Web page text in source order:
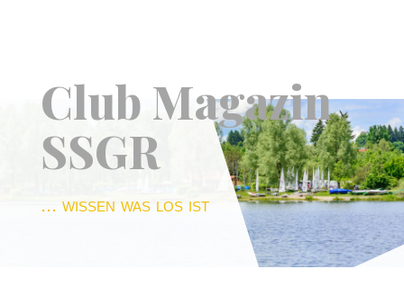
Club Magazin
SSGR
... wissen was los ist